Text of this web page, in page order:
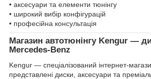
• аксесуари та елементи тюнінгу
• широкий вибір конфігурацій
• професійна консультація
Магазин автотюнінгу Kengur —
Mercedes-Benz
Kengur — спеціалізований інтернет-
представлені диски, аксесуари та